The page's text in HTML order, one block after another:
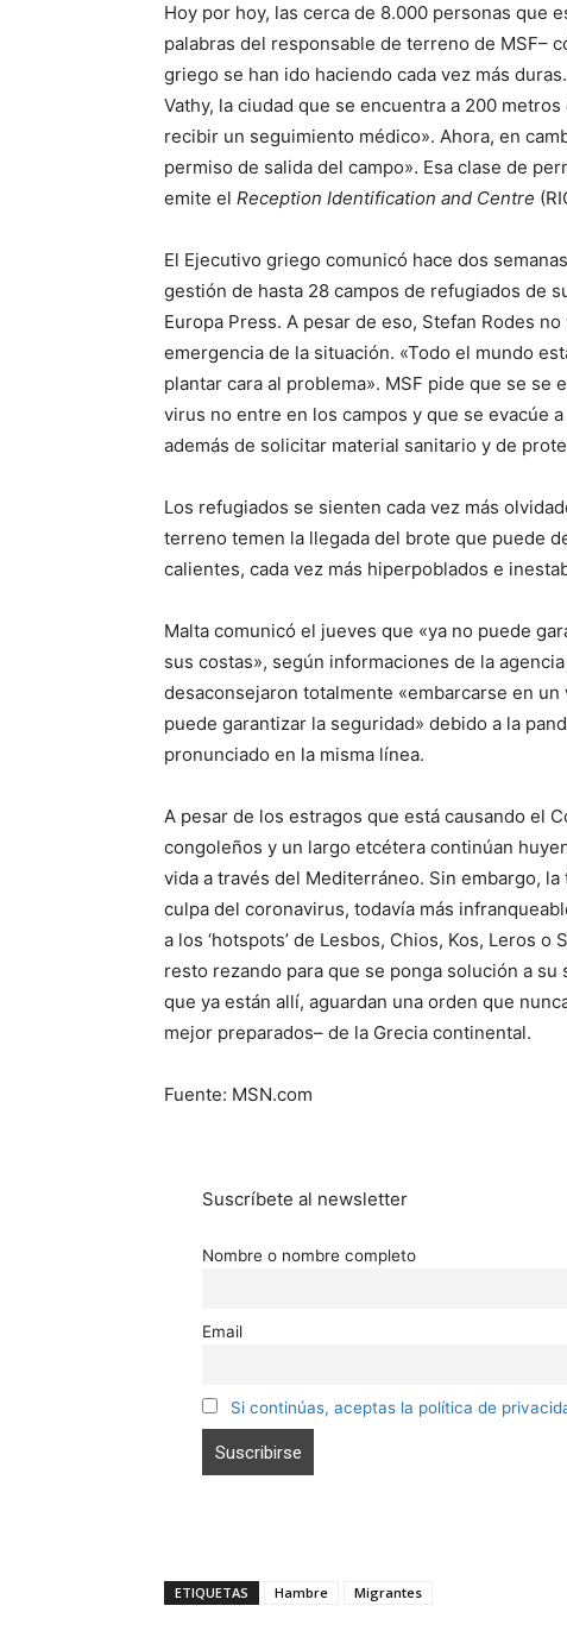
Hoy por hoy, las cerca de 8.000 personas que
palabras del responsable de terreno de MSF–
griego se han ido haciendo cada vez más
Vathy, la ciudad que se encuentra a 200
recibir un seguimiento médico». Ahora, en
permiso de salida del campo». Esa clase de
emite el Reception Identification and Centre
El Ejecutivo griego comunicó hace dos
gestión de hasta 28 campos de refugiados de
Europa Press. A pesar de eso, Stefan Rodes
emergencia de la situación. «Todo el mundo
plantar cara al problema». MSF pide que se se
virus no entre en los campos y que se evacúe
además de solicitar material sanitario y de
Los refugiados se sienten cada vez más
terreno temen la llegada del brote que puede
calientes, cada vez más hiperpoblados e
Malta comunicó el jueves que «ya no puede
sus costas», según informaciones de la
desaconsejaron totalmente «embarcarse en
puede garantizar la seguridad» debido a la
pronunciado en la misma línea.
A pesar de los estragos que está causando el
congoleños y un largo etcétera continúan
vida a través del Mediterráneo. Sin embargo,
culpa del coronavirus, todavía más
a los ‘hotspots’ de Lesbos, Chios, Kos, Leros
resto rezando para que se ponga solución a
que ya están allí, aguardan una orden que
mejor preparados– de la Grecia continental.
Fuente: MSN.com
Suscríbete al newsletter
Nombre o nombre completo
Email
Si continúas, aceptas la política de
ETIQUETAS Hambre Migrantes